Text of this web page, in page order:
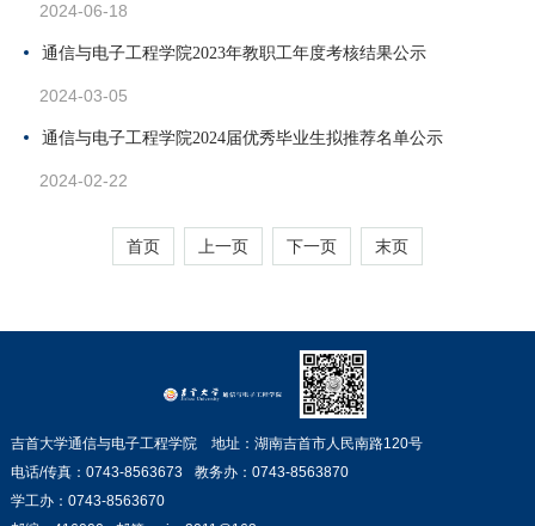
2024-06-18
通信与电子工程学院2023年教职工年度考核结果公示
2024-03-05
通信与电子工程学院2024届优秀毕业生拟推荐名单公示
2024-02-22
首页 上一页 下一页 末页
吉首大学通信与电子工程学院 地址：湖南吉首市人民南路120号
电话/传真：0743-8563673
教务办：0743-8563870
学工办：0743-8563670